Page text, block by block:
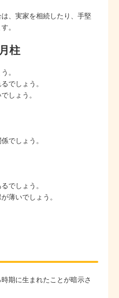
、実家を相続したり、手堅
。
柱
。
でしょう。
しょう。
でしょう。
でしょう。
薄いでしょう。
期に生まれたことが暗示さ